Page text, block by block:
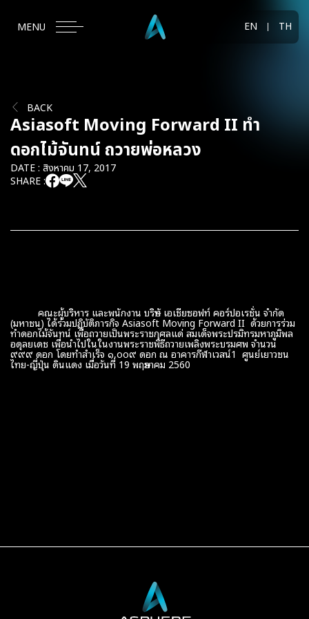
MENU EN TH
BACK
Asiasoft Moving Forward II ทำ
ดอกไม้จันทน์ ถวายพ่อหลวง
DATE : สิงหาคม 17, 2017
SHARE :
คณะผู้บริหาร และพนักงาน บริษัท เอเชียซอฟท์ คอร์ปอเรชั่น จำกัด
(มหาชน) ได้ร่วมปฏิบัติภารกิจ Asiasoft Moving Forward II ด้วยการร่วม
ทำดอกไม้จันทน์ เพื่อถวายเป็นพระราชกุศลแด่ สมเด็จพระปรมิทรมหาภูมิพล
อดุลยเดช เพื่อนำไปในในงานพระราชพิธีถวายเพลิงพระบรมศพ จำนวน
๙๙๙ ดอก โดยทำสำเร็จ ๑,๐๐๙ ดอก ณ อาคารกีฬาเวสน์1 ศูนย์เยาวชน
ไทย-ญี่ปุ่น ดินแดง เมื่อวันที่ 19 พฤษภาคม 2560